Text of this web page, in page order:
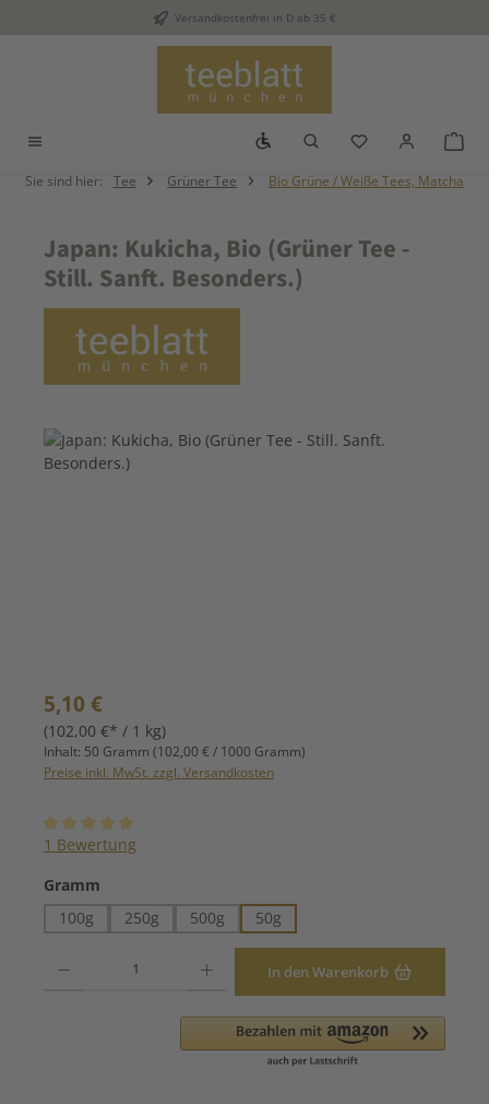
Zum Hauptinhalt springenVersandkostenfrei in D ab 35 €
Werkzeugleiste anzeigen
Du hast 0
Sie sind hier: Tee Grüner Tee Bio Grüne / Weiße Tees, Matcha
Japan: Kukicha, Bio (Grüner Tee -
Still. Sanft. Besonders.)
Bildergalerie überspringen
Regulärer Preis:
5,10 €
(102,00 €* / 1 kg)
Inhalt: 50 Gramm (102,00 € / 1000 Gramm)
Preise inkl. MwSt. zzgl. Versandkosten
Durchschnittliche Bewertung von 5 von 5 Sternen
1 Bewertung
Gramm
100g
250g 500g 50g
In den Warenkorb